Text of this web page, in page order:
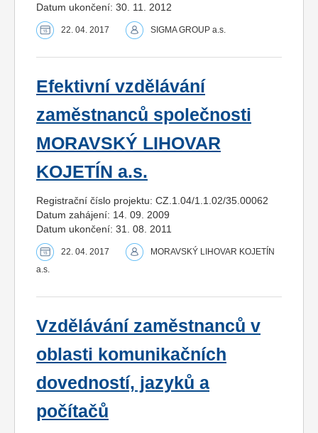
Datum ukončení: 30. 11. 2012
22. 04. 2017 SIGMA GROUP a.s.
Efektivní vzdělávání
zaměstnanců společnosti
MORAVSKÝ LIHOVAR
KOJETÍN a.s.
Registrační číslo projektu: CZ.1.04/1.1.02/35.00062
Datum zahájení: 14. 09. 2009
Datum ukončení: 31. 08. 2011
22. 04. 2017
MORAVSKÝ LIHOVAR KOJETÍN
a.s.
Vzdělávání zaměstnanců v
oblasti komunikačních
dovedností, jazyků a
počítačů